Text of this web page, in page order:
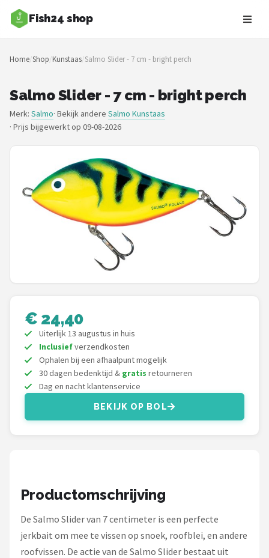
Fish24 shop
Zoeken
NAVIGATIE
Merken
Blog
Hengelsoorten
Hengels
Shop
POPULAIRE MERKEN
Westin
Spro
Korda
Fox Rage
Home/Shop/Kunstaas/Salmo Slider - 7 cm - bright perch
Salmo Slider - 7 cm - bright perch
Merk: Salmo· Bekijk andere Salmo Kunstaas
· Prijs bijgewerkt op 09-08-2026
€ 24,40
Uiterlijk 13 augustus in huis
Inclusiefverzendkosten
Ophalen bij een afhaalpunt mogelijk
30 dagen bedenktijd & gratis retourneren
Dag en nacht klantenservice
BEKIJK OP BOL
Productomschrijving
De Salmo Slider van 7 centimeter is een perfecte
jerkbait om mee te vissen op snoek, roofblei, en andere
roofvissen. De actie van de Salmo Slider bestaat uit